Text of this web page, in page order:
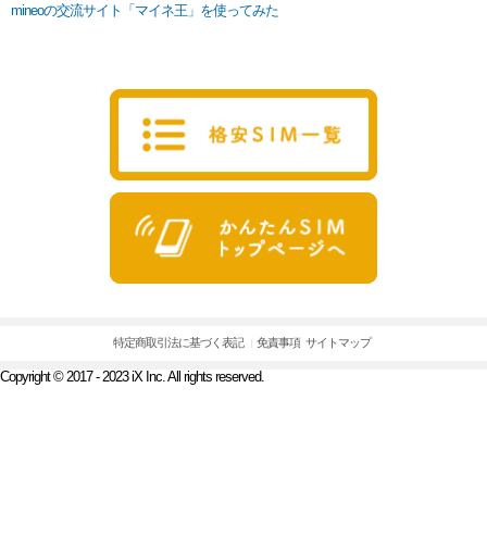
mineoの交流サイト「マイネ王」を使ってみた
特定商取引法に基づく表記 免責事項 サイトマップ
Copyright © 2017 - 2023 iX Inc. All rights reserved.